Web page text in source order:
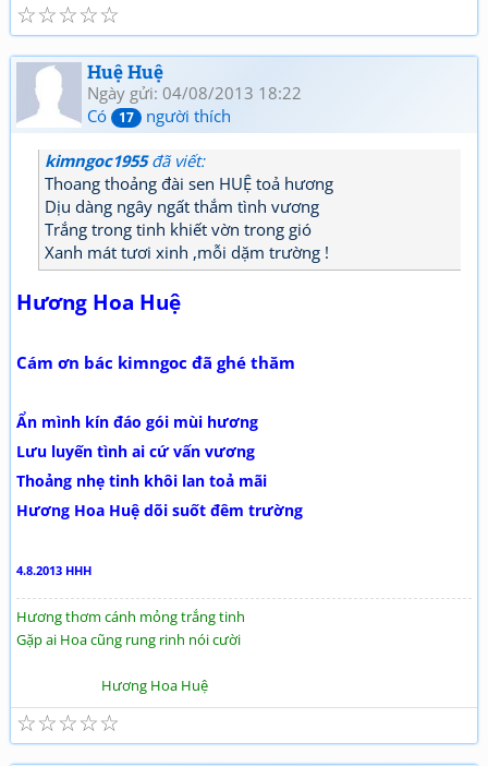
☆
☆
☆
☆
☆
Huệ Huệ
Ngày gửi: 04/08/2013 18:22
Có
17 người thích
kimngoc1955đã viết:
Thoang thoảng đài sen HUỆ toả hương
Dịu dàng ngây ngất thắm tình vương
Trắng trong tinh khiết vờn trong gió
Xanh mát tươi xinh ,mỗi dặm trường !
Hương Hoa Huệ
Cám ơn bác kimngoc đã ghé thăm
Ẩn mình kín đáo gói mùi hương
Lưu luyến tình ai cứ vấn vương
Thoảng nhẹ tinh khôi lan toả mãi
Hương Hoa Huệ dõi suốt đêm trường
4.8.2013 HHH
Hương thơm cánh mỏng trắng tinh
Gặp ai Hoa cũng rung rinh nói cười
Hương Hoa Huệ
☆
☆
☆
☆
☆